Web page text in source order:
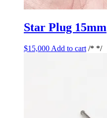
Star Plug 15mm
$15,000 Add to cart /* */